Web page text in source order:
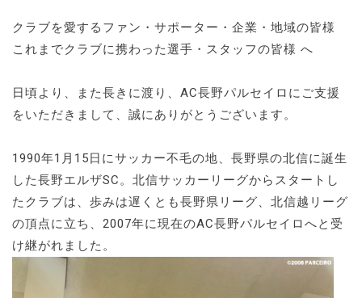
クラブを愛するファン・サポーター・企業・地域の皆様
これまでクラブに携わった選手・スタッフの皆様 へ
日頃より、また長きに渡り、AC長野パルセイロにご支援
をいただきまして、誠にありがとうございます。
1990年1月15日にサッカー不毛の地、長野県の北信に誕生
した長野エルザSC。北信サッカーリーグからスタートし
たクラブは、歩みは遅くとも長野県リーグ、北信越リーグ
の頂点に立ち、2007年に現在のAC長野パルセイロへと受
け継がれました。